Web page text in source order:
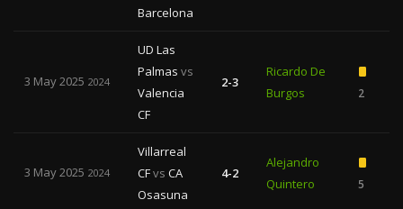
Barcelona
3 May 2025 2024
UD Las
Palmas vs
Valencia
CF
2-3
Ricardo De
Burgos
2
3 May 2025 2024
Villarreal
CFvs CA
Osasuna
4-2
Alejandro
Quintero
5